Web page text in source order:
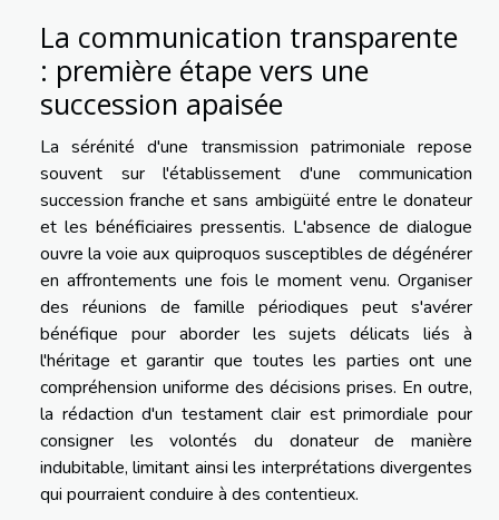
La communication transparente
: première étape vers une
succession apaisée
La sérénité d'une transmission patrimoniale repose
souvent sur l'établissement d'une communication
succession franche et sans ambigüité entre le donateur
et les bénéficiaires pressentis. L'absence de dialogue
ouvre la voie aux quiproquos susceptibles de dégénérer
en affrontements une fois le moment venu. Organiser
des réunions de famille périodiques peut s'avérer
bénéfique pour aborder les sujets délicats liés à
l'héritage et garantir que toutes les parties ont une
compréhension uniforme des décisions prises. En outre,
la rédaction d'un testament clair est primordiale pour
consigner les volontés du donateur de manière
indubitable, limitant ainsi les interprétations divergentes
qui pourraient conduire à des contentieux.